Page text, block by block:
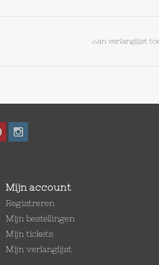
Aan verlanglijst
Mijn account
Registreren
Mijn bestellingen
Mijn tickets
Mijn verlanglijst